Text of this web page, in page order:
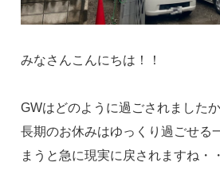
みなさんこんにちは！！
GWはどのように過ごされました
長期のお休みはゆっくり過ごせる
まうと急に現実に戻されますね・